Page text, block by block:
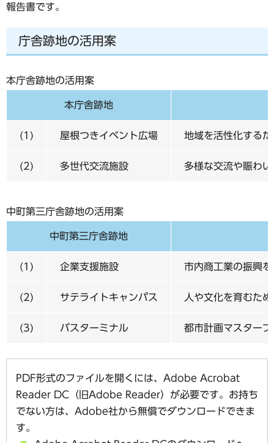
報告書です。
庁舎跡地の活用案
本庁舎跡地の活用案
本庁舎跡地
(1) 屋根つきイベント広場 地域を活性化する
(2) 多世代交流施設 多様な交流や賑わ
中町第三庁舎跡地の活用案
中町第三庁舎跡地
(1) 企業支援施設 市内商工業の振興
(2) サテライトキャンパス 人や文化を育むた
(3) バスターミナル 都市計画マスター
PDF形式のファイルを開くには、Adobe Acrobat
Reader DC（旧Adobe Reader）が必要です。お持ち
でない方は、Adobe社から無償でダウンロードできま
す。